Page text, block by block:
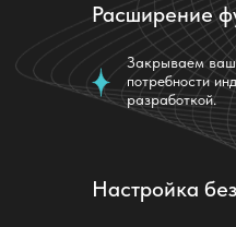
Настройка
Расширение
Закрываем
потребности
разработкой.